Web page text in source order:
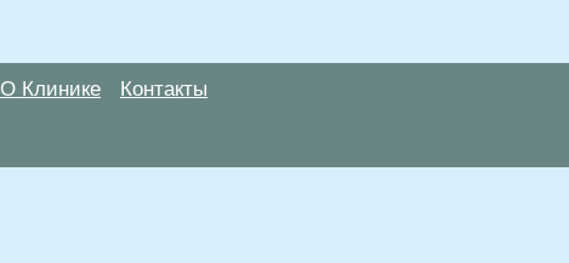
О Клинике Контакты